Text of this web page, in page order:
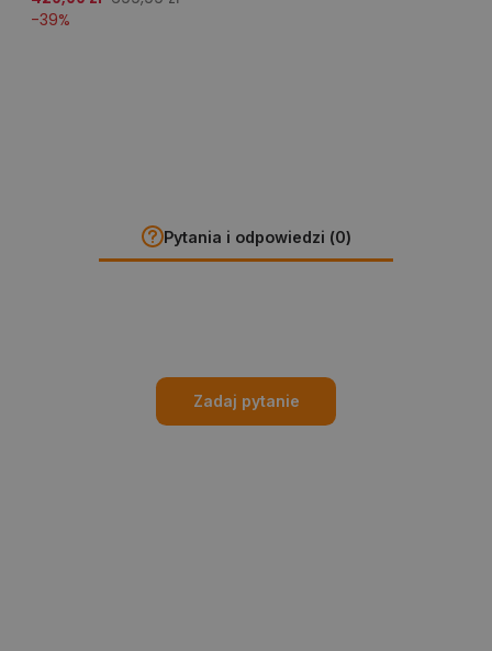
-39%
Pytania i odpowiedzi (0)
Zadaj pytanie